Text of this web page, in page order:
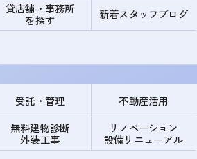
貸店舗・事務所
を探す
新着スタッフブログ
受託・管理 不動産活用
無料建物診断
外装工事
リノベーション
設備リニューアル